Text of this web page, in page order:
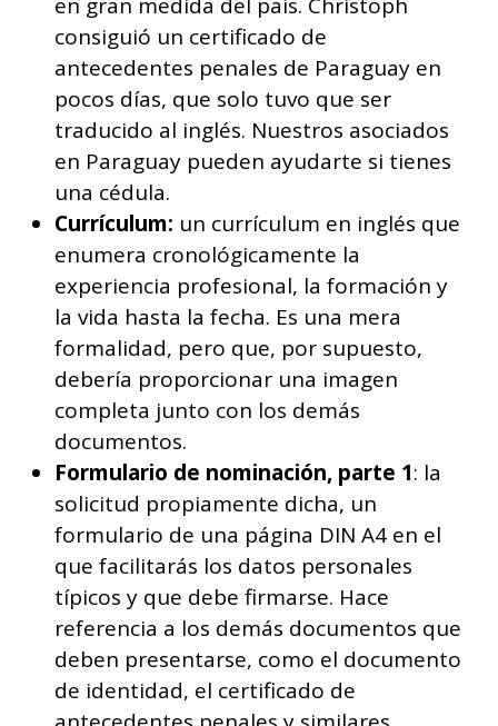
consiguió un certificado de
antecedentes penales de Paraguay en
pocos días, que solo tuvo que ser
traducido al inglés. Nuestros asociados
en Paraguay pueden ayudarte si tienes
una cédula.
Currículum: un currículum en inglés que
enumera cronológicamente la
experiencia profesional, la formación y
la vida hasta la fecha. Es una mera
formalidad, pero que, por supuesto,
debería proporcionar una imagen
completa junto con los demás
documentos.
Formulario de nominación, parte 1: la
solicitud propiamente dicha, un
formulario de una página DIN A4 en el
que facilitarás los datos personales
típicos y que debe firmarse. Hace
referencia a los demás documentos que
deben presentarse, como el documento
de identidad, el certificado de